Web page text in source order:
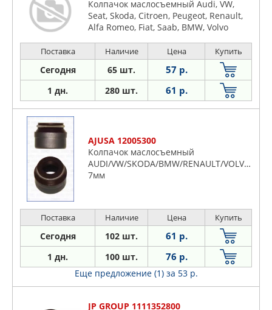
Колпачок маслосъемный Audi, VW,
Seat, Skoda, Citroen, Peugeot, Renault,
Alfa Romeo, Fiat, Saab, BMW, Volvo
Поставка Наличие Цена Купить
Сегодня 65 шт. 57 р.
1 дн. 280 шт. 61 р.
AJUSA 12005300
Колпачок маслосъемный
AUDI/VW/SKODA/BMW/RENAULT/VOLVO/
7мм
Поставка Наличие Цена Купить
Сегодня 102 шт. 61 р.
1 дн. 100 шт. 76 р.
Еще предложение (1) за 53 р.
JP GROUP 1111352800